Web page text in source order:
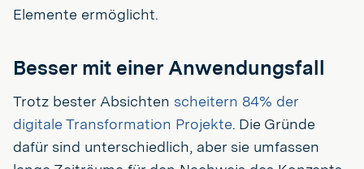
Elemente ermöglicht.
Besser mit einer Anwendungsfall
Trotz bester Absichten scheitern 84% der
digitale Transformation Projekte. Die Gründe
dafür sind unterschiedlich, aber sie umfassen